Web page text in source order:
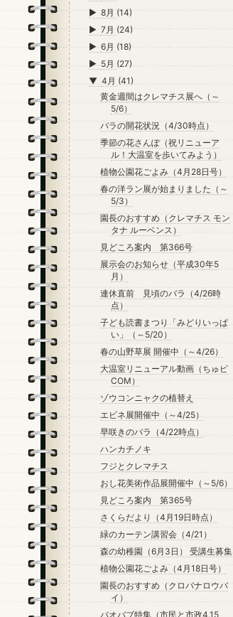
►8月 (14)
►7月 (24)
►6月 (18)
► 5月 (27)
▼4月 (41)
黄金週間はクレマチス展へ（～
5/6）
バラの開花状況（4/30時点）
季節の花さんぽ（祝リニューア
ル！大温室を歩いてみよう）
植物公園花ごよみ（4月28日号）
春の洋ラン展が始まりました（～
5/3）
園長のおすすめ（クレマチス モン
タナ ルーベンス）
見どころ案内 第366号
展示会のお知らせ（平成30年5
月）
連休直前 見頃のバラ（4/26時
点）
子ども読書まつり「みどりいっぱ
い」（～5/20）
春の山野草展 開催中（～4/26）
大温室リニューアル動画（ちゅピ
COM）
ゾウコンニャクの植替え
エビネ展開催中（～4/25）
早咲きのバラ（4/22時点）
ハンカチノキ
フジとクレマチス
おし花美術作品展開催中（～5/6）
見どころ案内 第365号
さくらだより（4月19日時点）
緑のカーテン講習会（4/21）
森の幼稚園（6月3日） 受講生募集
植物公園花ごよみ（4月18日号）
園長のおすすめ（クロバナロウバ
イ）
バオバブ特集（市民と市政4.15